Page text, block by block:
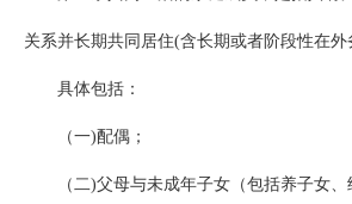
关系并长期共同居住(含长期或者阶段性在外
具体包括：
（一)配偶；
（二)父母与未成年子女（包括养子女